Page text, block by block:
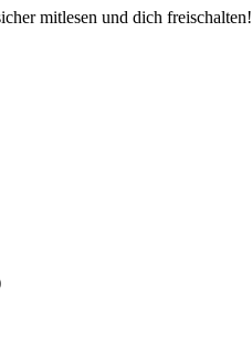
mitlesen und dich freischalten!